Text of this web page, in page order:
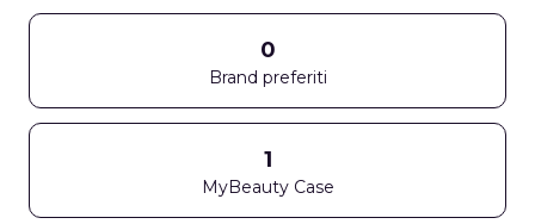
0
Brand preferiti
1
MyBeauty Case